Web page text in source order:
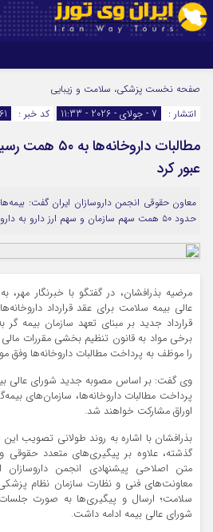
اینستاگرام
صفحه نخست پزشکی، سلامت و زیبایی
انتشار :
7 - جولای - 2026 - 11:33 کد خبر :
عبور کرد
حدود ۵۰ همت سهم سازمان و سهم ارز دارو به داروخانه ها بدهکارند.
مرضیه بذرافشان، در گفتگو با خبرنگار
عالی بیمه سلامت برای عقد قرارداد
را موظف به پرداخت مطالبات داروخانه‌ها وفق
وی گفت: بر اساس مصوبه جدید شورای عالی
پرداخت مطالبات داروخانه‌ها، سازمان‌های
اوراق مشارکت خواهند شد.
بذرافشان با اشاره به روند طولانی تصویب
گذشته، علاوه بر پیگیری‌های متعدد حقوقی
متن اصلاحی پیشنهادی انجمن داروسازان
معاونت‌های فنی و نظارت سازمان نظام
سلامت؛ ارسال و پیگیری‌ها به‌ صورت
شورای عالی بیمه ادامه داشت.